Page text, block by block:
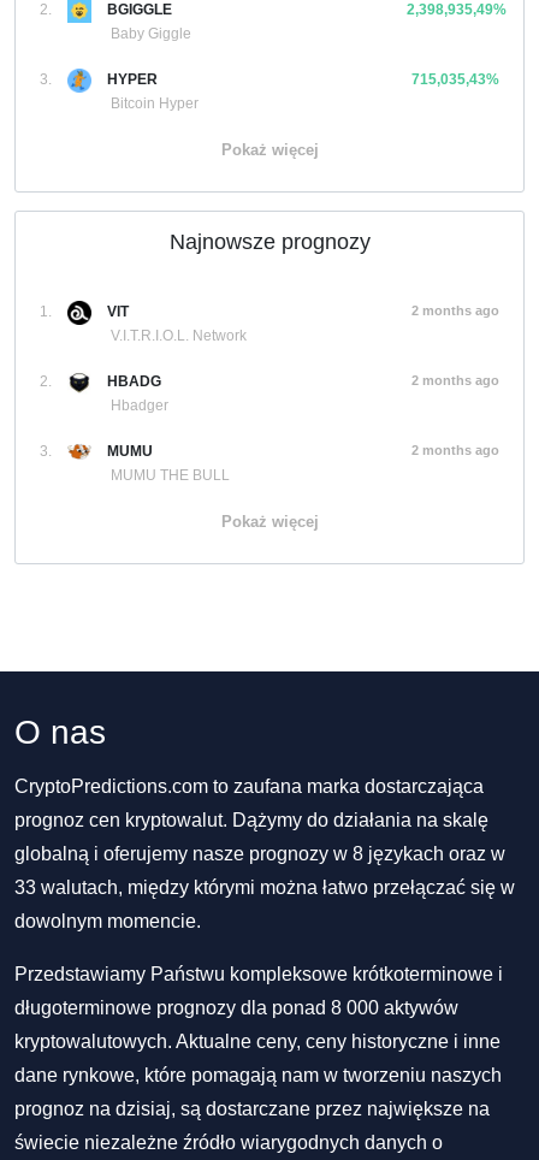
2.
BGIGGLE
Baby Giggle
2,398,935,49%
3.
HYPER
Bitcoin Hyper
715,035,43%
Pokaż więcej
Najnowsze prognozy
1.
VIT
V.I.T.R.I.O.L. Network
2 months ago
2.
HBADG
Hbadger
2 months ago
3.
MUMU
MUMU THE BULL
2 months ago
Pokaż więcej
O nas
CryptoPredictions.com to zaufana marka dostarczająca
prognoz cen kryptowalut. Dążymy do działania na skalę
globalną i oferujemy nasze prognozy w 8 językach oraz w
33 walutach, między którymi można łatwo przełączać się w
dowolnym momencie.
Przedstawiamy Państwu kompleksowe krótkoterminowe i
długoterminowe prognozy dla ponad 8 000 aktywów
kryptowalutowych. Aktualne ceny, ceny historyczne i inne
dane rynkowe, które pomagają nam w tworzeniu naszych
prognoz na dzisiaj, są dostarczane przez największe na
świecie niezależne źródło wiarygodnych danych o